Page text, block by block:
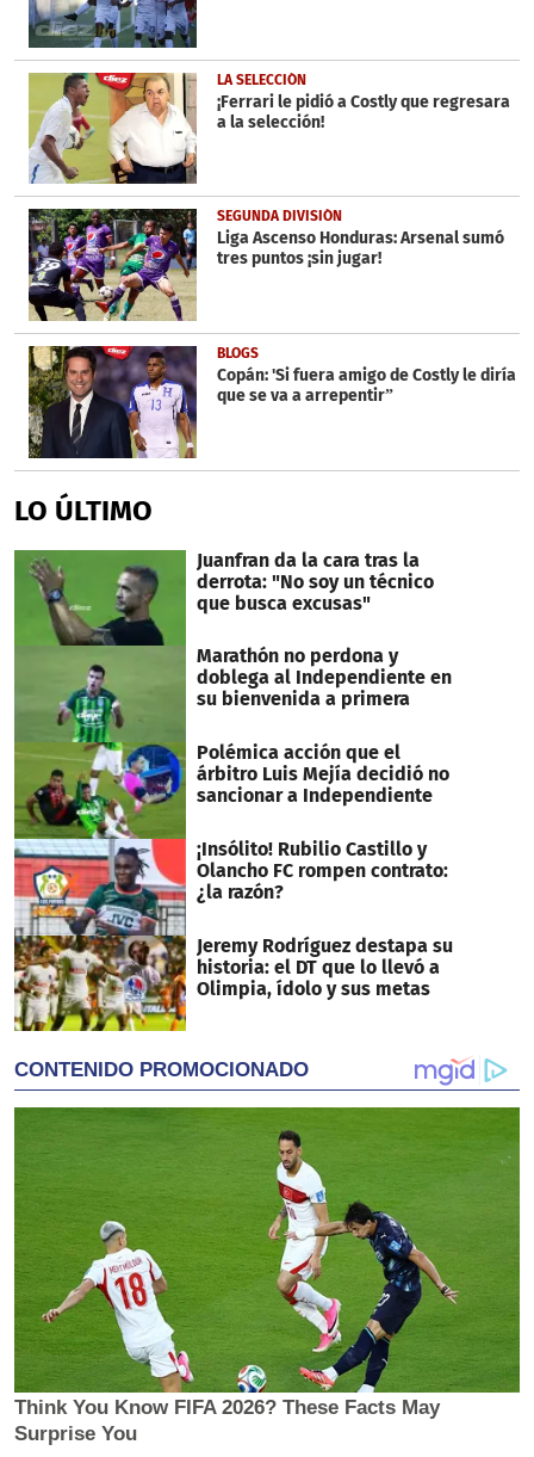
LA SELECCIÓN
¡Ferrari le pidió a Costly que regresara
a la selección!
SEGUNDA DIVISIÓN
Liga Ascenso Honduras: Arsenal sumó
tres puntos ¡sin jugar!
BLOGS
Copán: 'Si fuera amigo de Costly le diría
que se va a arrepentir”
LO ÚLTIMO
Juanfran da la cara tras la
derrota: "No soy un técnico
que busca excusas"
Marathón no perdona y
doblega al Independiente en
su bienvenida a primera
Polémica acción que el
árbitro Luis Mejía decidió no
sancionar a Independiente
¡Insólito! Rubilio Castillo y
Olancho FC rompen contrato:
¿la razón?
Jeremy Rodríguez destapa su
historia: el DT que lo llevó a
Olimpia, ídolo y sus metas